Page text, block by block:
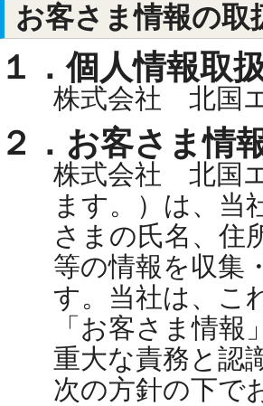
お客さま情報の取
．個人情報取
株式会社 北国
．お客さま情
株式会社 北国
ます。）は、当
さまの氏名、住
等の情報を収集
す。当社は、こ
「お客さま情
重大な責務と認
次の方針の下で